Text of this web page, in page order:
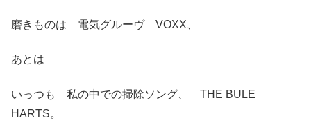
磨きものは 電気グルーヴ VOXX、
あとは
いっつも 私の中での掃除ソング、 THE BULE
HARTS。